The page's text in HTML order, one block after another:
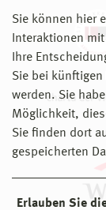
Sie können hier
Interaktionen
Ihre
Sie bei
werden. Sie
Möglichkeit,
Sie finden dort
gespeicherten
Erlauben Sie